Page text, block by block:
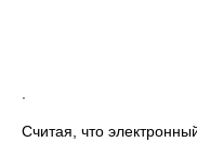
.
Считая, что